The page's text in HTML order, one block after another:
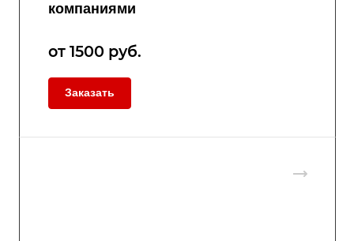
компаниями
от 1500 руб.
Заказать